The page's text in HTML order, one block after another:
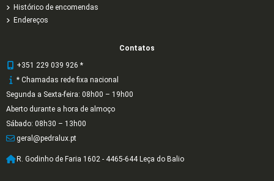
Histórico de encomendas
Endereços
Contatos
+351 229 039 926 *
* Chamadas rede fixa nacional
Segunda a Sexta-feira: 08h00 – 19h00
Aberto durante a hora de almoço
Sábado: 08h30 – 13h00
geral@pedralux.pt
R. Godinho de Faria 1602 - 4465-644 Leça do Balio